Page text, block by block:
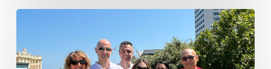
Turistica
Cesenatico: